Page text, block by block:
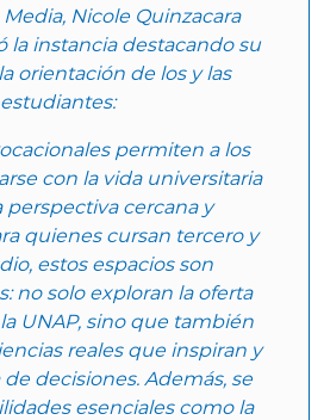
Nicole Quinzacara
la instancia destacando su
orientación de los y las
estudiantes:
permiten a los
con la vida universitaria
perspectiva cercana y
quienes cursan tercero y
estos espacios son
no solo exploran la oferta
UNAP, sino que también
reales que inspiran y
decisiones. Además, se
esenciales como la